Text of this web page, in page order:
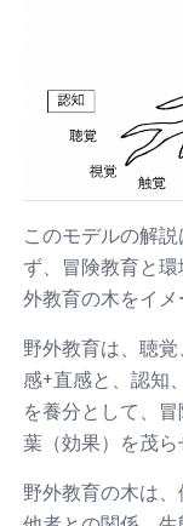
このモデルの解
ず、冒険教育と
外教育の木をイメ
野外教育は、聴
感+直感と、認知
を養分として、
葉（効果）を茂ら
野外教育の木は、